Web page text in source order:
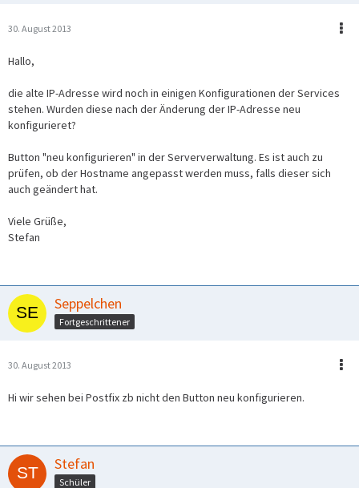
30. August 2013
Hallo,
die alte IP-Adresse wird noch in einigen Konfigurationen der Services
stehen. Wurden diese nach der Änderung der IP-Adresse neu
konfigurieret?
Button "neu konfigurieren" in der Serververwaltung. Es ist auch zu
prüfen, ob der Hostname angepasst werden muss, falls dieser sich
auch geändert hat.
Viele Grüße,
Stefan
Seppelchen
Fortgeschrittener
30. August 2013
Hi wir sehen bei Postfix zb nicht den Button neu konfigurieren.
Stefan
Schüler